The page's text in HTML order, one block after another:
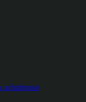
achiziționat